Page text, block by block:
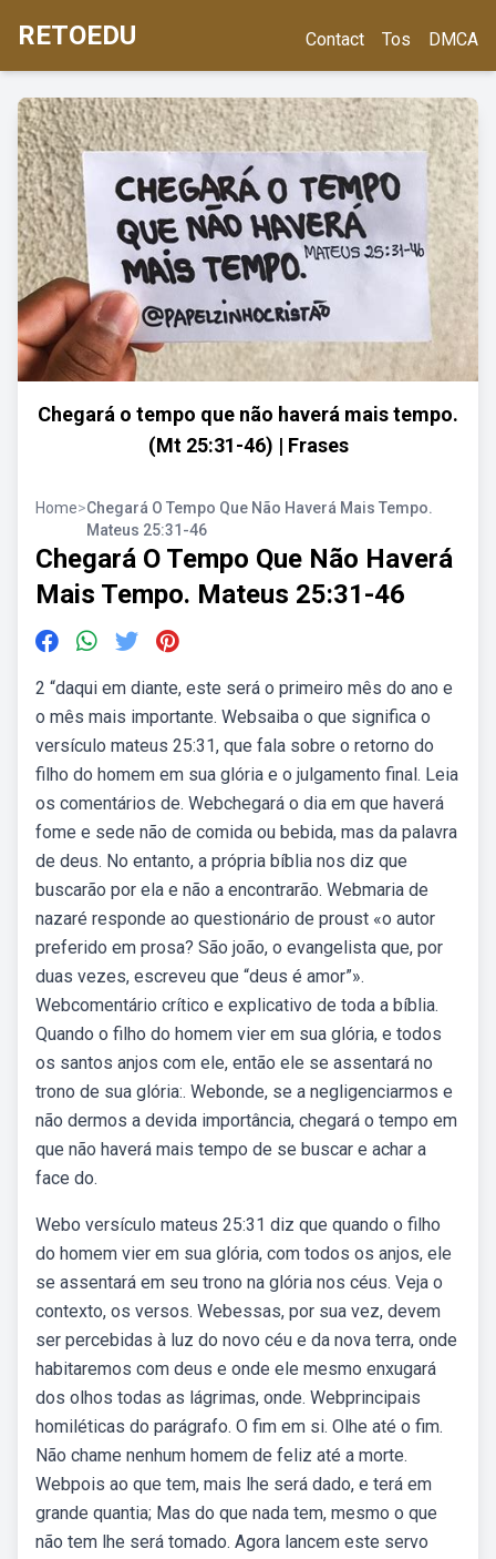
RETOEDU Contact Tos DMCA
Chegará o tempo que não haverá mais tempo.
(Mt 25:31-46) | Frases
Home>Chegará O Tempo Que Não Haverá Mais Tempo.
Mateus 25:31-46
Chegará O Tempo Que Não Haverá
Mais Tempo. Mateus 25:31-46
2 “daqui em diante, este será o primeiro mês do ano e
o mês mais importante. Websaiba o que significa o
versículo mateus 25:31, que fala sobre o retorno do
filho do homem em sua glória e o julgamento final. Leia
os comentários de. Webchegará o dia em que haverá
fome e sede não de comida ou bebida, mas da palavra
de deus. No entanto, a própria bíblia nos diz que
buscarão por ela e não a encontrarão. Webmaria de
nazaré responde ao questionário de proust «o autor
preferido em prosa? São joão, o evangelista que, por
duas vezes, escreveu que “deus é amor”».
Webcomentário crítico e explicativo de toda a bíblia.
Quando o filho do homem vier em sua glória, e todos
os santos anjos com ele, então ele se assentará no
trono de sua glória:. Webonde, se a negligenciarmos e
não dermos a devida importância, chegará o tempo em
que não haverá mais tempo de se buscar e achar a
face do.
Webo versículo mateus 25:31 diz que quando o filho
do homem vier em sua glória, com todos os anjos, ele
se assentará em seu trono na glória nos céus. Veja o
contexto, os versos. Webessas, por sua vez, devem
ser percebidas à luz do novo céu e da nova terra, onde
habitaremos com deus e onde ele mesmo enxugará
dos olhos todas as lágrimas, onde. Webprincipais
homiléticas do parágrafo. O fim em si. Olhe até o fim.
Não chame nenhum homem de feliz até a morte.
Webpois ao que tem, mais lhe será dado, e terá em
grande quantia; Mas do que nada tem, mesmo o que
não tem lhe será tomado. Agora lancem este servo